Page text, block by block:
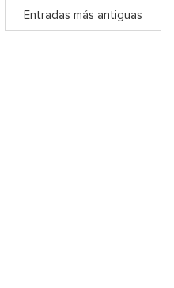
Entradas más antiguas